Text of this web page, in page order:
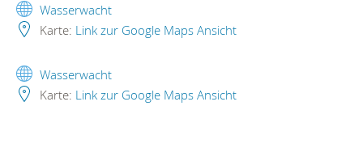
Wasserwacht
Karte: Link zur Google Maps Ansicht
Wasserwacht
Karte: Link zur Google Maps Ansicht